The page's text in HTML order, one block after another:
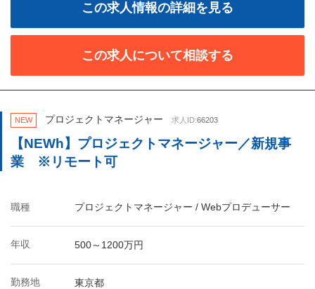
この求人情報の詳細を見る
この求人について相談する
NEW プロジェクトマネージャー 求人ID:66203
【NEWh】プロジェクトマネージャー／新規事
業 ※リモート可
職種 プロジェクトマネージャー / Webプロデューサー
年収 500～1200万円
勤務地 東京都